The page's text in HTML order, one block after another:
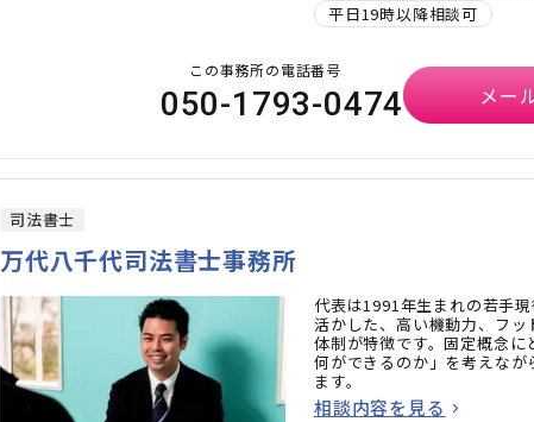
平日19時以降相談可
この事務所の電話番号
050-1793-0474 メー
司法書士
万代八千代司法書士事務所
代表は1991年生まれの若手
活かした、高い機動力、フ
体制が特徴です。固定概念
何ができるのか」を考えな
ます。
相談内容を見る